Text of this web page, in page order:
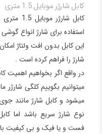
کابل شارژر موبایل 1.5 متری
کابل
استفاده برای شارژ انواع
این کابل بدون افت ولتاژ
شارژ را فراهم کرده است .
در واقع اگر بخواهیم اهمیت
میتوانیم بگوییم کلگی
میشود و کابل شارژ مانند
نوع شارژ سریع باشد اما
فست و یا فیک و بی کیفیت